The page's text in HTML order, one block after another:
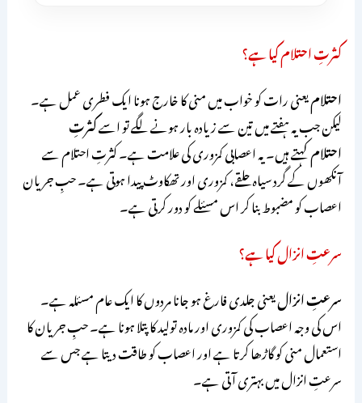
کثرتِ احتلام کیا ہے؟
احتلامیعنی رات کو خواب میں منی کا خارج ہونا ایک فطری عمل ہے۔
لیکن جب یہ ہفتے میں تین سے زیادہ بار ہونے لگے تو اسےکثرتِ
احتلامکہتے ہیں۔ یہ اعصابی کمزوری کی علامت ہے۔ کثرتِ احتلام سے
آنکھوں کے گرد سیاہ حلقے، کمزوری اور تھکاوٹ پیدا ہوتی ہے۔ حبِ جریان
اعصاب کو مضبوط بنا کر اس مسئلے کو دور کرتی ہے۔
سرعتِ انزال کیا ہے؟
سرعتِ انزالیعنی جلدی فارغ ہو جانا مردوں کا ایک عام مسئلہ ہے۔
اس کی وجہ اعصاب کی کمزوری اور مادہ تولید کا پتلا ہونا ہے۔ حبِ جریان کا
استعمال منی کو گاڑھا کرتا ہے اور اعصاب کو طاقت دیتا ہے جس سے
سرعتِ انزال میں بہتری آتی ہے۔